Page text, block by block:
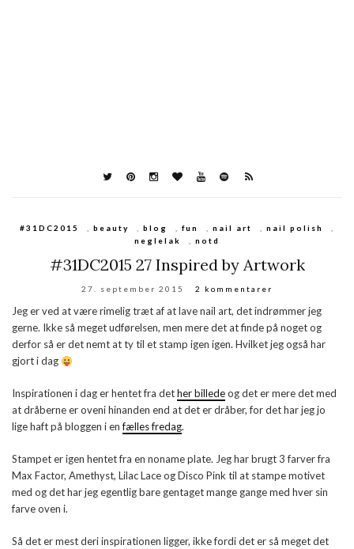
#31DC2015 , beauty , blog , fun , nail art , nail polish
,
neglelak
, notd
#31DC2015 27 Inspired by Artwork
27. september 2015 2 kommentarer
Jeg er ved at være rimelig træt af at lave nail art, det indrømmer jeg
gerne. Ikke så meget udførelsen, men mere det at finde på noget og
derfor så er det nemt at ty til et stamp igen igen. Hvilket jeg også har
gjort i dag
Inspirationen i dag er hentet fra dether billedeog det er mere det med
at dråberne er oveni hinanden end at det er dråber, for det har jeg jo
lige haft på bloggen i enfælles fredag.
Stampet er igen hentet fra en noname plate. Jeg har brugt 3 farver fra
Max Factor, Amethyst, Lilac Lace og Disco Pink til at stampe motivet
med og det har jeg egentlig bare gentaget mange gange med hver sin
farve oven i.
Så det er mest deri inspirationen ligger, ikke fordi det er så meget det